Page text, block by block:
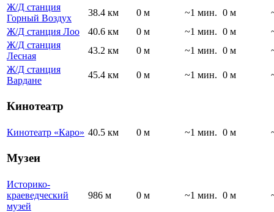
Ж/Д станция
Горный Воздух
38.4 км 0 м ~1 мин. 0 м
Ж/Д станция Лоо
40.6 км 0 м ~1 мин. 0 м
Ж/Д станция
Лесная
43.2 км 0 м ~1 мин. 0 м
Ж/Д станция
Вардане
45.4 км 0 м ~1 мин. 0 м
Кинотеатр
Кинотеатр «Каро» 40.5 км 0 м ~1 мин. 0 м
Музеи
Историко-
краеведческий
музей
986 м 0 м ~1 мин. 0 м